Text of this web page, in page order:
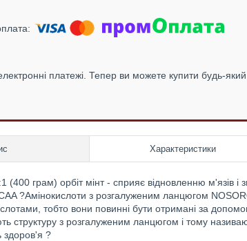
платежі. Тепер ви можете купити будь-
Характеристики
грам) орбіт мінт - сприяє відновленню м'язів і
?Амінокислоти з розгалуженим ланцюгом
тобто вони повинні бути отримані за
структуру з розгалуженим ланцюгом і тому
здоров'я ?